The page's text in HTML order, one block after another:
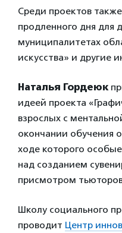
Среди проектов
продленного дня для
муниципалитетах
искусства» и другие
Наталья Гордеюк
идеей проекта
взрослых с
окончании обучения
ходе которого
над созданием
присмотром
Школу социального
проводит Центр